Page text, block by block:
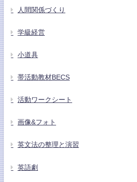
人間関係づくり
学級経営
小道具
帯活動教材BECS
活動ワークシート
画像&フォト
英文法の整理と演習
英語劇